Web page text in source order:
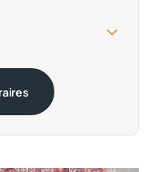
08:30 - 20:00
08:30 - 12:30